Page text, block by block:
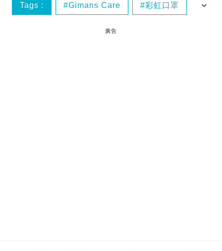
Tags : Gimans Care 彩虹口罩
廣告